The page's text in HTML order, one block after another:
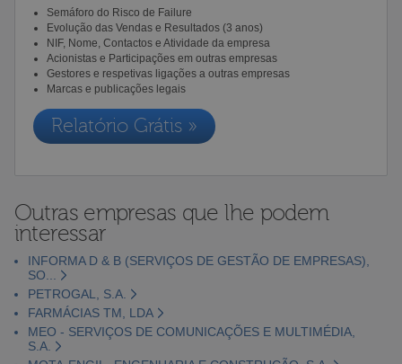
Semáforo do Risco de Failure
Evolução das Vendas e Resultados (3 anos)
NIF, Nome, Contactos e Atividade da empresa
Acionistas e Participações em outras empresas
Gestores e respetivas ligações a outras empresas
Marcas e publicações legais
Relatório Grátis »
Outras empresas que lhe podem
interessar
INFORMA D & B (SERVIÇOS DE GESTÃO DE EMPRESAS),
SO...
PETROGAL, S.A.
FARMÁCIAS TM, LDA
MEO - SERVIÇOS DE COMUNICAÇÕES E MULTIMÉDIA,
S.A.